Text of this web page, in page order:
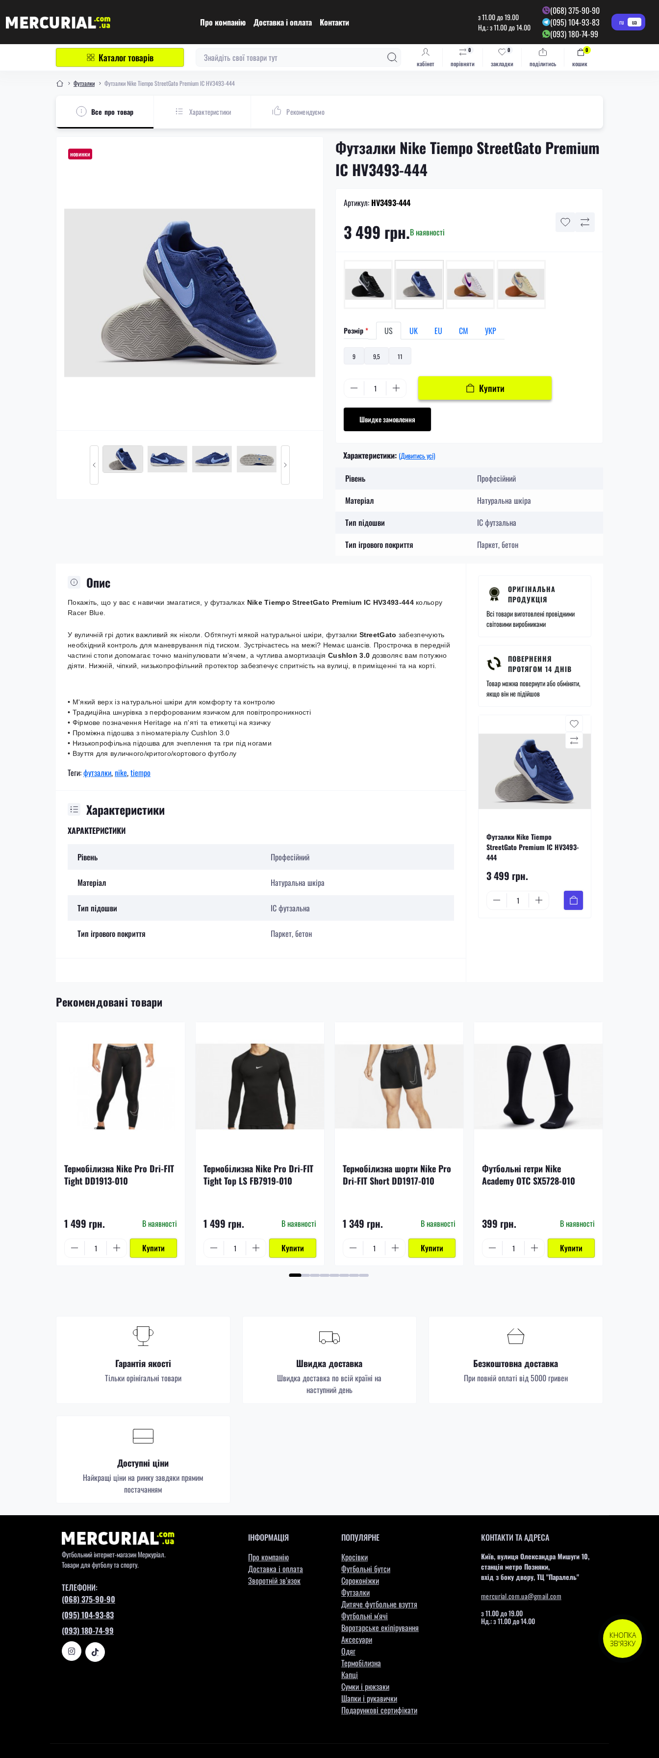
Про компанію Доставка і оплата Контакти
з 11.00 до 19.00
Нд.: з 11.00 до 14.00
(068) 375-90-90
(095) 104-93-83
(093) 180-74-99
ru ua
Каталог товарів кабінет порівняти
0
закладки
0
поділитись кошик
0
Футзалки Футзалки Nike Tiempo StreetGato Premium IC HV3493-444
Все про товар Характеристики Рекомендуємо
новинки
Футзалки Nike Tiempo StreetGato Premium
IC HV3493-444
Артикул: HV3493-444
3 499 грн.В наявності
Розмір* US UK EU СМ УКР
9 9,5 11
Купити
Швидке замовлення
Характеристики: (Дивитись усі)
Рівень
Професійний
Матеріал
Натуральна шкіра
Тип підошви
IC футзальна
Тип ігрового покриття
Паркет, бетон
Опис
Покажіть, що у вас є навички змагатися, у футзалках Nike Tiempo StreetGato Premium IC HV3493-444кольору
Racer Blue.
У вуличній грі дотик важливий як ніколи. Обтягнуті мякой натуральноі шкіри, футзалки StreetGato забезпечують
необхідний контроль для маневрування під тиском. Зустрічаєтесь на межі? Немає шансів. Прострочка в передній
частині стопи допомагає точно маніпулювати м’ячем, а чутлива амортизація Cushlon 3.0 дозволяє вам потужно
діяти. Нижній, чіпкий, низькопрофільний протектор забезпечує спритність на вулиці, в приміщенні та на корті.
• М'який верх із натуральноі шкіри для комфорту та контролю
• Традиційна шнурівка з перфорованим язичком для повітропроникності
• Фірмове позначення Heritage на п'яті та етикетці на язичку
• Проміжна підошва з піноматеріалу Cushlon 3.0
• Низькопрофільна підошва для зчеплення та гри під ногами
• Взуття для вуличного/критого/кортового футболу
Теги:футзалки,nike,tiempo
Характеристики
ХАРАКТЕРИСТИКИ
Рівень Професійний
Матеріал Натуральна шкіра
Тип підошви IC футзальна
Тип ігрового покриття Паркет, бетон
ОРИГІНАЛЬНА
ПРОДУКЦІЯ
Всі товари виготовлені провідними
світовими виробниками
ПОВЕРНЕННЯ
ПРОТЯГОМ 14 ДНІВ
Товар можна повернути або обміняти,
якщо він не підійшов
Футзалки Nike Tiempo
StreetGato Premium IC HV3493-
444
3 499 грн.
Рекомендовані товари
Термобілизна Nike Pro Dri-FIT
Tight DD1913-010
1 499 грн. В наявності
Купити
Термобілизна Nike Pro Dri-FIT
Tight Top LS FB7919-010
1 499 грн. В наявності
Купити
Термобілизна шорти Nike Pro
Dri-FIT Short DD1917-010
1 349 грн. В наявності
Купити
Футбольні гетри Nike
Academy OTC SX5728-010
399 грн. В наявності
Купити
Гарантія якості
Тільки орінігальні товари
Швидка доставка
Швидка доставка по всій країні на
наступний день
Безкоштовна доставка
При повній оплаті від 5000 гривен
Доступні ціни
Найкращі ціни на ринку завдяки прямим
постачанням
Футбольний інтернет-магазин Меркуріал.
Товари для футболу та спорту.
ТЕЛЕФОНИ:
(068) 375-90-90
(095) 104-93-83
(093) 180-74-99
ІНФОРМАЦІЯ
Про компанію
Доставка і оплата
Зворотній зв’язок
ПОПУЛЯРНЕ
Кросівки
Футбольні бутси
Сороконіжки
Футзалки
Дитяче футбольне взуття
Футбольні м'ячі
Воротарське екіпірування
Aксесуари
Одяг
Термобілизна
Капці
Сумки і рюкзаки
Шапки і рукавички
Подарункові сертифікати
КОНТАКТИ ТА АДРЕСА
Київ, вулиця Олександра Мишуги 10,
станція метро Позняки,
вхід з боку двору, ТЦ "Паралель"
mercurial.com.ua@gmail.com
з 11.00 до 19.00
Нд.: з 11.00 до 14.00
КНОПКА
ЗВ'ЯЗКУ